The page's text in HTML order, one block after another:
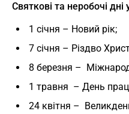
Святкові та неробочі дні
1 січня – Новий рік;
7 січня – Різдво
8 березня –
1 травня – День
24 квітня –